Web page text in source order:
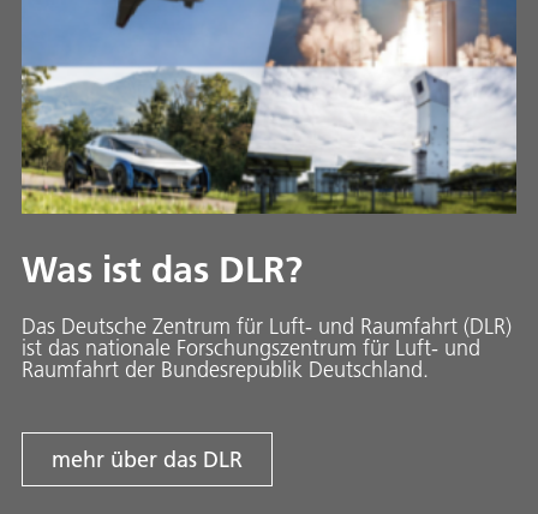
Was ist das DLR?
Das Deutsche Zentrum für Luft- und Raumfahrt (DLR)
ist das nationale Forschungszentrum für Luft- und
Raumfahrt der Bundesrepublik Deutschland.
mehr über das DLR